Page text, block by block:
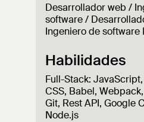
Desarrollador web /
software /
Ingeniero de software
Habilidades
Full-Stack:
CSS, Babel,
Git, Rest API, Google
Node.js